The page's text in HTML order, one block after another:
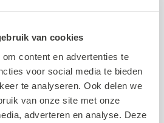
van cookies
content en advertenties te
voor social media te bieden
te analyseren. Ook delen we
van onze site met onze
adverteren en analyse. Deze